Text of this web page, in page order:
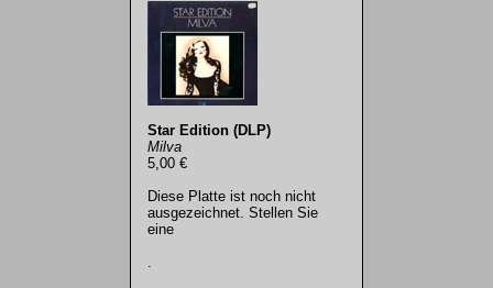
Star Edition (DLP)
Milva
5,00 €
Diese Platte ist noch nicht
ausgezeichnet. Stellen Sie
eine
.